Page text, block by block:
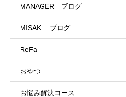
MANAGER ブログ
MISAKI ブログ
ReFa
おやつ
お悩み解決コース